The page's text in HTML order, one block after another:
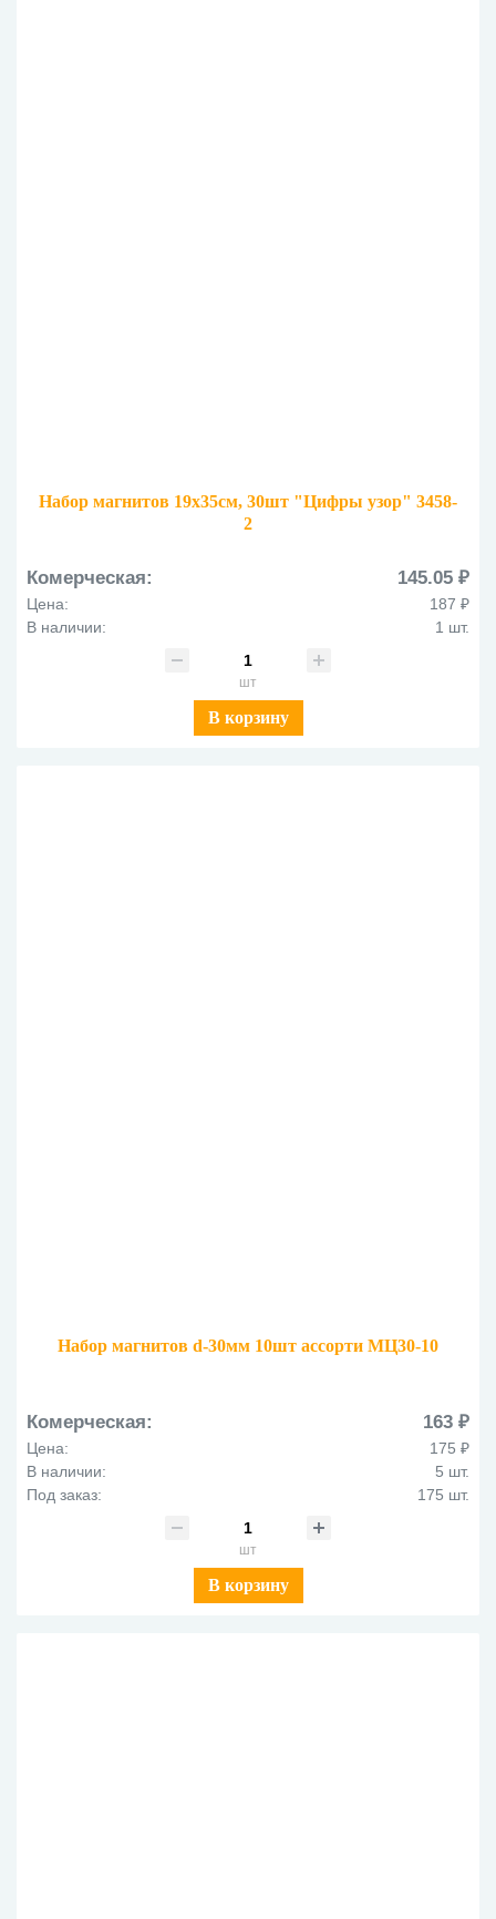
Набор магнитов 19х35см, 30шт "Цифры узор" 3458-
2
Комерческая: 145.05 ₽
Цена:
187 ₽
В наличии:
1 шт.
шт
В корзину
Набор магнитов d-30мм 10шт ассорти МЦ30-10
Комерческая: 163 ₽
Цена:
175 ₽
В наличии:
5 шт.
Под заказ:
175 шт.
шт
В корзину